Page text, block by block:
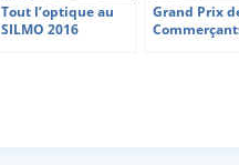
Tout l’optique au
SILMO 2016
Grand Prix